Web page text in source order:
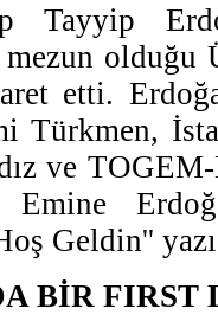
Tayyip
mezun olduğu
etti.
Türkmen,
ve TOGEM-
Geldin''
BİR FIRST